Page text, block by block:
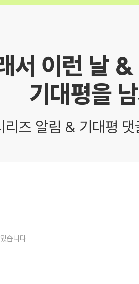
서 이런 날
기대평을
리즈 알림 & 기대평